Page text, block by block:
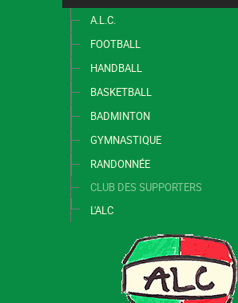
A.L.C.
FOOTBALL
HANDBALL
BASKETBALL
BADMINTON
GYMNASTIQUE
RANDONNÉE
CLUB DES SUPPORTERS
L'ALC